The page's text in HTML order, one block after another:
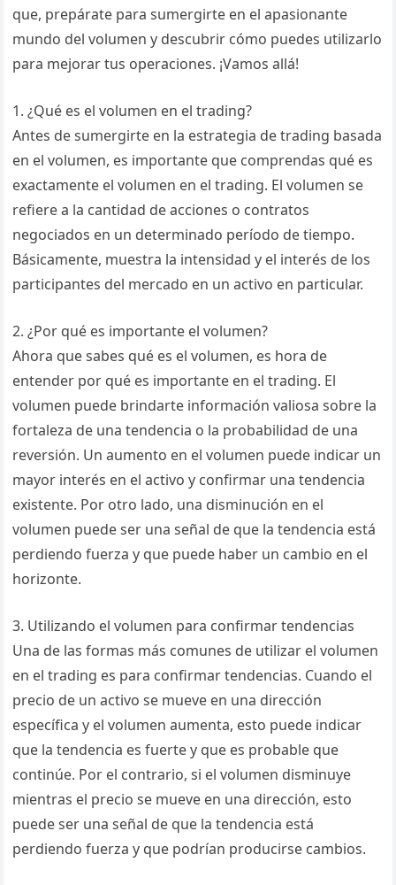
que, prepárate para sumergirte en el apasionante
mundo del volumen y descubrir cómo puedes utilizarlo
para mejorar tus operaciones. ¡Vamos allá!
1. ¿Qué es el volumen en el trading?
Antes de sumergirte en la estrategia de trading basada
en el volumen, es importante que comprendas qué es
exactamente el volumen en el trading. El volumen se
refiere a la cantidad de acciones o contratos
negociados en un determinado período de tiempo.
Básicamente, muestra la intensidad y el interés de los
participantes del mercado en un activo en particular.
2. ¿Por qué es importante el volumen?
Ahora que sabes qué es el volumen, es hora de
entender por qué es importante en el trading. El
volumen puede brindarte información valiosa sobre la
fortaleza de una tendencia o la probabilidad de una
reversión. Un aumento en el volumen puede indicar un
mayor interés en el activo y confirmar una tendencia
existente. Por otro lado, una disminución en el
volumen puede ser una señal de que la tendencia está
perdiendo fuerza y que puede haber un cambio en el
horizonte.
3. Utilizando el volumen para confirmar tendencias
Una de las formas más comunes de utilizar el volumen
en el trading es para confirmar tendencias. Cuando el
precio de un activo se mueve en una dirección
específica y el volumen aumenta, esto puede indicar
que la tendencia es fuerte y que es probable que
continúe. Por el contrario, si el volumen disminuye
mientras el precio se mueve en una dirección, esto
puede ser una señal de que la tendencia está
perdiendo fuerza y que podrían producirse cambios.